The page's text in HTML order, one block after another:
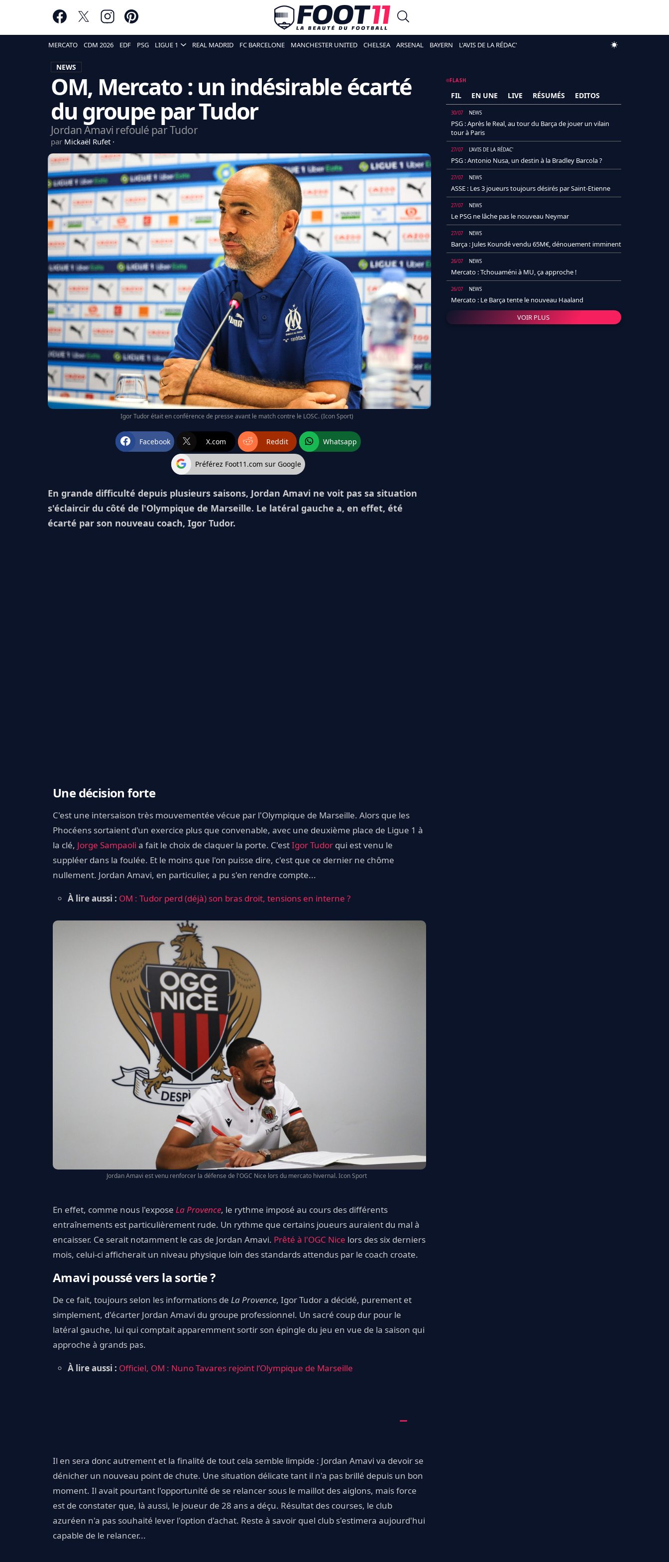
MERCATO CDM 2026 EDF PSG LIGUE 1 REAL MADRID FC BARCELONE MANCHESTER UNITED CHELSEA ARSENAL BAYERN L'AVIS DE LA RÉDAC'
NEWS
OM, Mercato : un indésirable écarté
du groupe par Tudor
Jordan Amavi refoulé par Tudor
par Mickaël Rufet
Igor Tudor était en conférence de presse avant le match contre le LOSC. (Icon Sport)
Facebook X.com Reddit Whatsapp
Préférez Foot11.com sur Google
En grande difficulté depuis plusieurs saisons, Jordan Amavi ne voit pas sa situation
s'éclaircir du côté de l'Olympique de Marseille. Le latéral gauche a, en effet, été
écarté par son nouveau coach, Igor Tudor.
Une décision forte
C'est une intersaison très mouvementée vécue par l'Olympique de Marseille. Alors que les
Phocéens sortaient d'un exercice plus que convenable, avec une deuxième place de Ligue 1 à
la clé, Jorge Sampaoli a fait le choix de claquer la porte. C'estIgor Tudor qui est venu le
suppléer dans la foulée. Et le moins que l'on puisse dire, c'est que ce dernier ne chôme
nullement. Jordan Amavi, en particulier, a pu s'en rendre compte...
À lire aussi : OM : Tudor perd (déjà) son bras droit, tensions en interne ?
Jordan Amavi est venu renforcer la défense de l'OGC Nice lors du mercato hivernal. Icon Sport
En effet, comme nous l'expose La Provence, le rythme imposé au cours des différents
entraînements est particulièrement rude. Un rythme que certains joueurs auraient du mal à
encaisser. Ce serait notamment le cas de Jordan Amavi. Prêté à l'OGC Nice lors des six derniers
mois, celui-ci afficherait un niveau physique loin des standards attendus par le coach croate.
Amavi poussé vers la sortie ?
De ce fait, toujours selon les informations de La Provence, Igor Tudor a décidé, purement et
simplement, d'écarter Jordan Amavi du groupe professionnel. Un sacré coup dur pour le
latéral gauche, lui qui comptait apparemment sortir son épingle du jeu en vue de la saison qui
approche à grands pas.
À lire aussi : Officiel, OM : Nuno Tavares rejoint l’Olympique de Marseille
Il en sera donc autrement et la finalité de tout cela semble limpide : Jordan Amavi va devoir se
dénicher un nouveau point de chute. Une situation délicate tant il n'a pas brillé depuis un bon
moment. Il avait pourtant l'opportunité de se relancer sous le maillot des aiglons, mais force
est de constater que, là aussi, le joueur de 28 ans a déçu. Résultat des courses, le club
azuréen n'a pas souhaité lever l'option d'achat. Reste à savoir quel club s'estimera aujourd'hui
capable de le relancer...
FLASH
FIL EN UNE LIVE RÉSUMÉS EDITOS
30/07 NEWS
PSG : Après le Real, au tour du Barça de jouer un vilain
tour à Paris
27/07 L'AVIS DE LA RÉDAC'
PSG : Antonio Nusa, un destin à la Bradley Barcola ?
27/07 NEWS
ASSE : Les 3 joueurs toujours désirés par Saint-Etienne
27/07 NEWS
Le PSG ne lâche pas le nouveau Neymar
27/07 NEWS
Barça : Jules Koundé vendu 65M€, dénouement imminent
26/07 NEWS
Mercato : Tchouaméni à MU, ça approche !
26/07 NEWS
Mercato : Le Barça tente le nouveau Haaland
VOIR PLUS